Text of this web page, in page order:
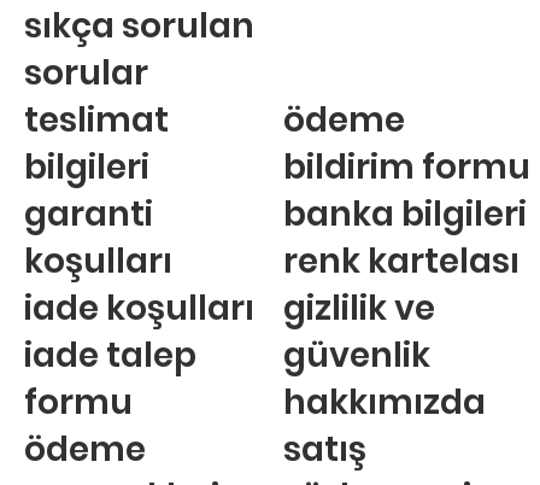
sıkça sorulan
sorular
teslimat
bilgileri
garanti
koşulları
iade koşulları
iade talep
formu
ödeme
ödeme
bildirim formu
banka bilgileri
renk kartelası
gizlilik ve
güvenlik
hakkımızda
satış